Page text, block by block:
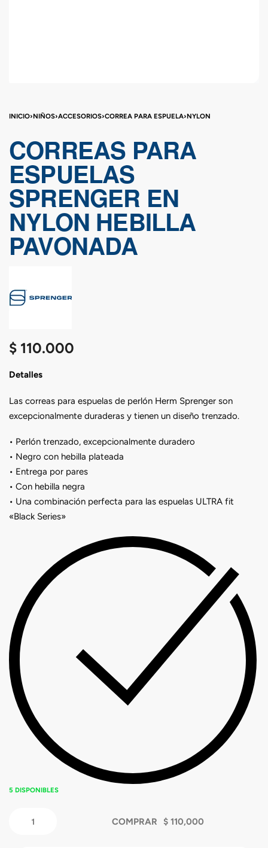
INICIO›NIÑOS›ACCESORIOS›CORREA PARA ESPUELA›NYLON
CORREAS PARA
ESPUELAS
SPRENGER EN
NYLON HEBILLA
PAVONADA
$ 110.000
Detalles
Las correas para espuelas de perlón Herm Sprenger son
excepcionalmente duraderas y tienen un diseño trenzado.
• Perlón trenzado, excepcionalmente duradero
• Negro con hebilla plateada
• Entrega por pares
• Con hebilla negra
• Una combinación perfecta para las espuelas ULTRA fit
«Black Series»
5 DISPONIBLES
COMPRAR